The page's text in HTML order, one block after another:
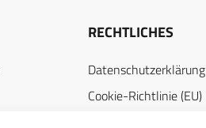
RECHTLICHES
Datenschutzerklärung
Cookie-Richtlinie (EU)